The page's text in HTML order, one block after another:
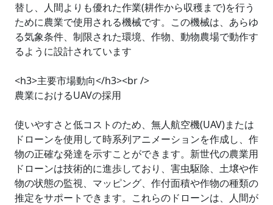
替し、人間よりも優れた作業(耕作から収穫まで)を行う
ために農業で使用される機械です。この機械は、あらゆ
る気象条件、制限された環境、作物、動物農場で動作す
るように設計されています
<h3>主要市場動向</h3><br />
農業におけるUAVの採用
使いやすさと低コストのため、無人航空機(UAV)または
ドローンを使用して時系列アニメーションを作成し、作
物の正確な発達を示すことができます。新世代の農業用
ドローンは技術的に進歩しており、害虫駆除、土壌や作
物の状態の監視、マッピング、作付面積や作物の種類の
推定をサポートできます。これらのドローンは、人間が